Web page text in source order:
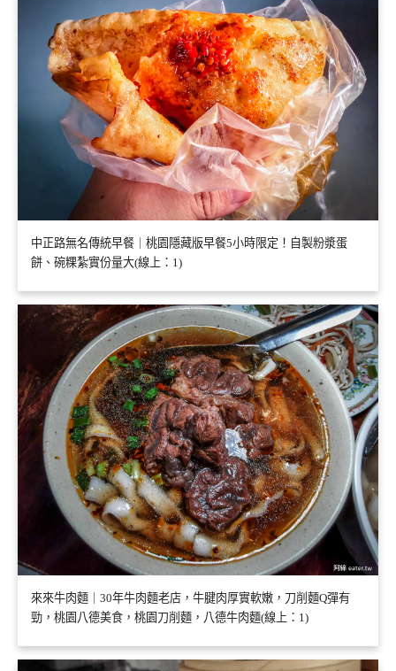
中正路無名傳統早餐｜桃園隱藏版早餐5小時限定！自製粉漿蛋
餅、碗粿紮實份量大(線上：1)
來來牛肉麵｜30年牛肉麵老店，牛腱肉厚實軟嫩，刀削麵Q彈有
勁，桃園八德美食，桃園刀削麵，八德牛肉麵(線上：1)